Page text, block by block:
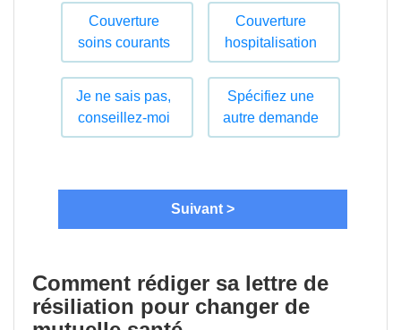
Comment rédiger sa lettre de
résiliation pour changer de